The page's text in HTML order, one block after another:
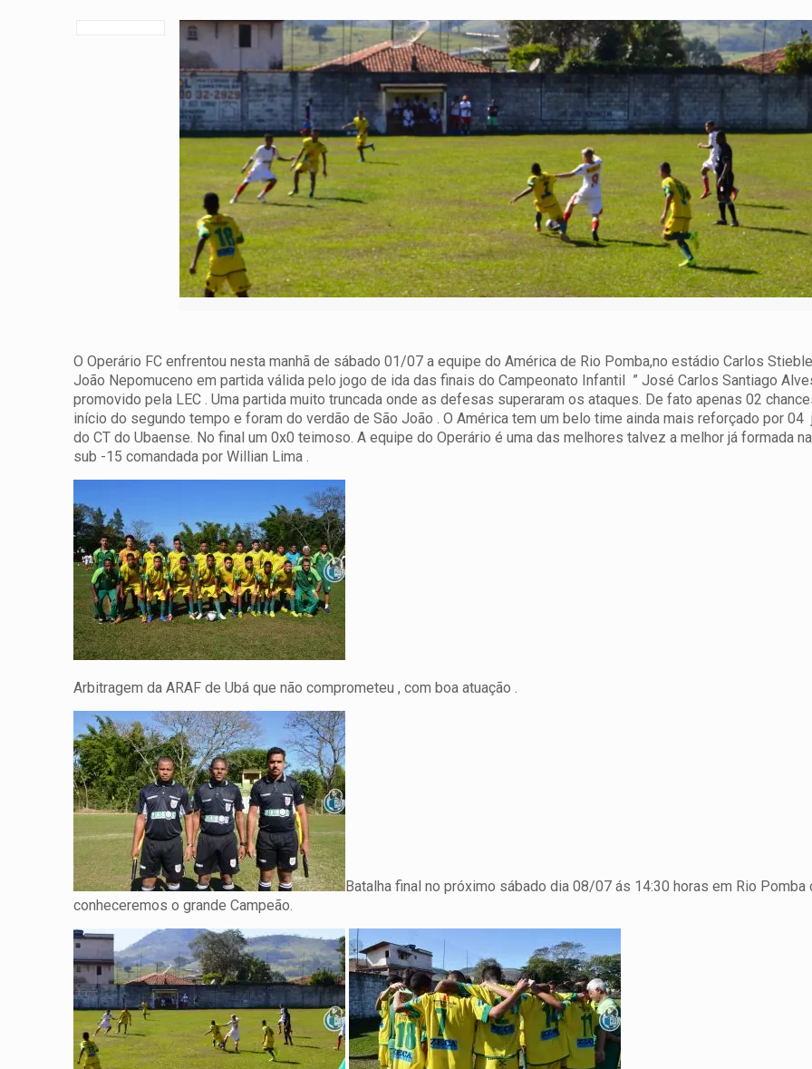
O Operário FC enfrentou nesta manhã de sábado 01/07 a equipe do América de Rio Pomba,no estádio Carlos
João Nepomuceno em partida válida pelo jogo de ida das finais do Campeonato Infantil ” José Carlos Santiago
promovido pela LEC . Uma partida muito truncada onde as defesas superaram os ataques. De fato apenas 02
início do segundo tempo e foram do verdão de São João . O América tem um belo time ainda mais reforçado por
do CT do Ubaense. No final um 0x0 teimoso. A equipe do Operário é uma das melhores talvez a melhor já formada
sub -15 comandada por Willian Lima .
Arbitragem da ARAF de Ubá que não comprometeu , com boa atuação .
Batalha final no próximo sábado dia 08/07 ás 14:30 horas em Rio Pomba
conheceremos o grande Campeão.